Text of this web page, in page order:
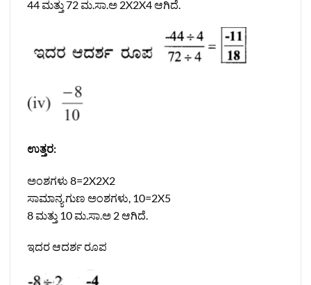
44 ಮತ್ತು 72 ಮ.ಸಾ.ಅ 2X2X4 ಆಗಿದೆ.
ಉತ್ತರ:
ಅಂಶಗಳು 8=2X2X2
ಸಾಮಾನ್ಯ ಗುಣ ಅಂಶಗಳು, 10=2X5
8 ಮತ್ತು 10 ಮ.ಸಾ.ಅ 2 ಆಗಿದೆ.
ಇದರ ಆದರ್ಶ ರೂಪ